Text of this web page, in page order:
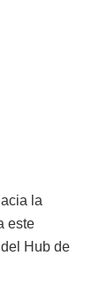
la
este
Hub de